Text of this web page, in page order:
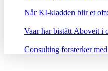
Når KI-kladden blir et
Vaar har bistått Aboveit i
Consulting forsterker